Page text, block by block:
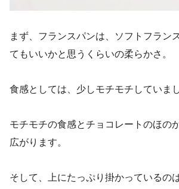
まず、フランスパンは、ソフトフラン
てもいいかと思うくらいの柔らかさ。
食感としては、少しモチモチしていまし
モチモチの食感とチョコレートのほの
広がります。
そして、上にたっぷり掛かっているの